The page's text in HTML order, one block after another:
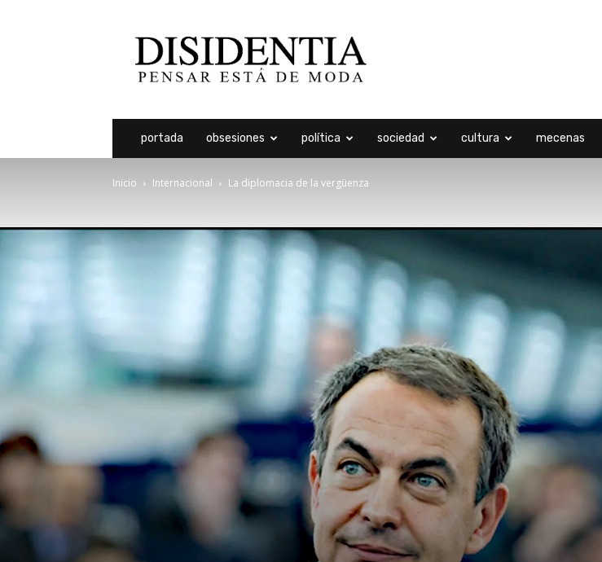
portada obsesiones política sociedad cultura mecenas
Inicio Internacional La diplomacia de la vergüenza